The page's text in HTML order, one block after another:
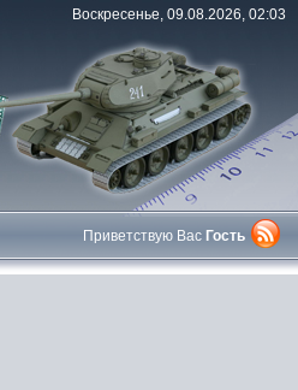
Воскресенье, 09.08.2026, 02:03
Приветствую Вас Гость